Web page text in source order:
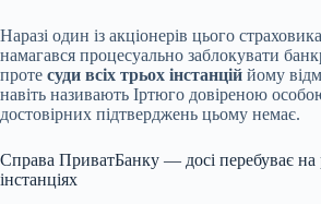
Наразі один із акціонерів цього
намагався процесуально заблокувати
проте суди всіх трьох інстанцій йому
навіть називають Іртюго довіреною
достовірних підтверджень цьому немає.
Справа ПриватБанку — досі перебуває на
інстанціях